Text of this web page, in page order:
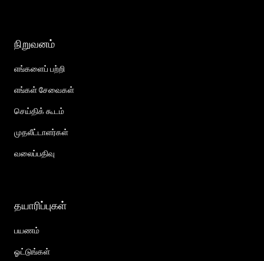
நிறுவனம்
எங்களைப் பற்றி
எங்கள் சேவைகள்
செய்திக் கூடம்
முதலீட்டாளர்கள்
வலைப்பதிவு
தயாரிப்புகள்
பயணம்
ஓட்டுங்கள்